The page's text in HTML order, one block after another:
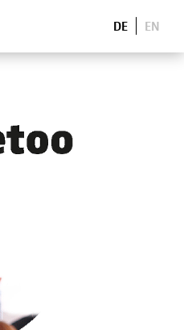
DE EN